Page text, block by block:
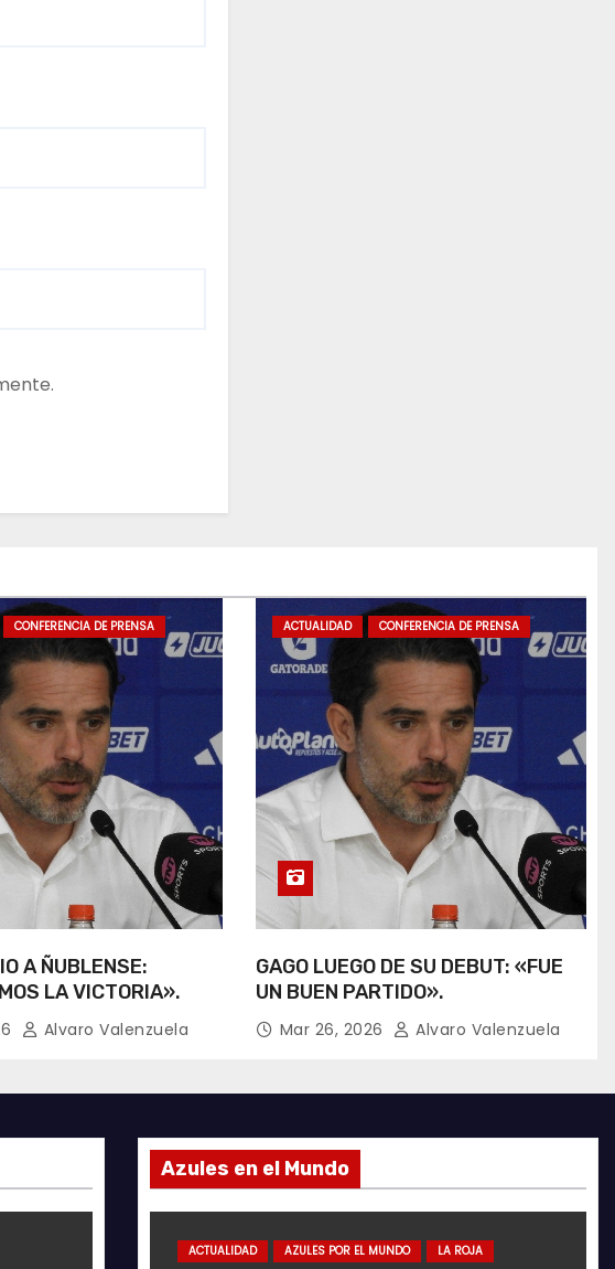
CONFERENCIA DE PRENSA
A ÑUBLENSE:
LA VICTORIA».
Alvaro Valenzuela
ACTUALIDAD CONFERENCIA DE PRENSA
GAGO LUEGO DE SU DEBUT: «FUE
UN BUEN PARTIDO».
Mar 26, 2026 Alvaro Valenzuela
Azules en el Mundo
ACTUALIDAD AZULES POR EL MUNDO LA ROJA